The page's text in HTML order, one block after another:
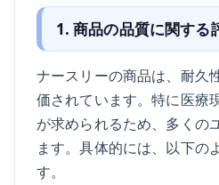
1. 商品の品質に関する
ナースリーの商品は、耐久
価されています。特に医療
が求められるため、多くの
ます。具体的には、以下の
す。